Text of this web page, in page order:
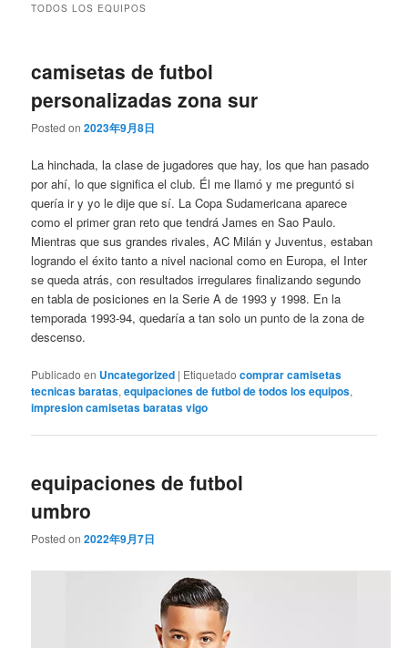
TODOS LOS EQUIPOS
camisetas de futbol
personalizadas zona sur
Posted on2023年9月8日
La hinchada, la clase de jugadores que hay, los que han pasado
por ahí, lo que significa el club. Él me llamó y me preguntó si
quería ir y yo le dije que sí. La Copa Sudamericana aparece
como el primer gran reto que tendrá James en Sao Paulo.
Mientras que sus grandes rivales, AC Milán y Juventus, estaban
logrando el éxito tanto a nivel nacional como en Europa, el Inter
se queda atrás, con resultados irregulares finalizando segundo
en tabla de posiciones en la Serie A de 1993 y 1998. En la
temporada 1993-94, quedaría a tan solo un punto de la zona de
descenso.
Publicado en Uncategorized | Etiquetado comprar camisetas
tecnicas baratas,equipaciones de futbol de todos los equipos,
impresion camisetas baratas vigo
equipaciones de futbol
umbro
Posted on2022年9月7日